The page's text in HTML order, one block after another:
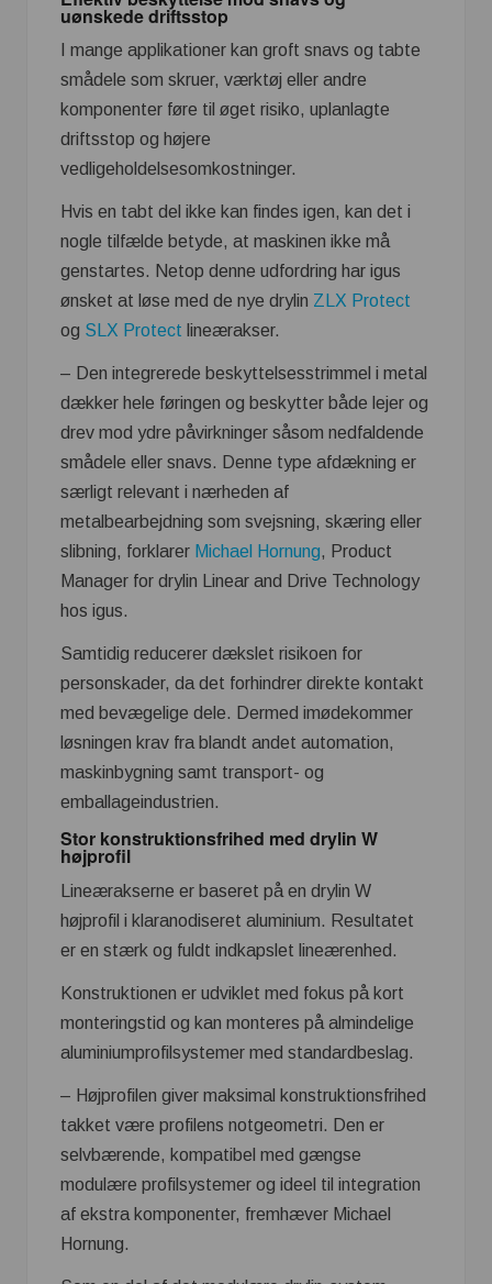
uønskede driftsstop
I mange applikationer kan groft snavs og tabte
smådele som skruer, værktøj eller andre
komponenter føre til øget risiko, uplanlagte
driftsstop og højere
vedligeholdelsesomkostninger.
Hvis en tabt del ikke kan findes igen, kan det i
nogle tilfælde betyde, at maskinen ikke må
genstartes. Netop denne udfordring har igus
ønsket at løse med de nye drylin ZLX Protect
og SLX Protect lineærakser.
– Den integrerede beskyttelsesstrimmel i metal
dækker hele føringen og beskytter både lejer og
drev mod ydre påvirkninger såsom nedfaldende
smådele eller snavs. Denne type afdækning er
særligt relevant i nærheden af
metalbearbejdning som svejsning, skæring eller
slibning, forklarer Michael Hornung, Product
Manager for drylin Linear and Drive Technology
hos igus.
Samtidig reducerer dækslet risikoen for
personskader, da det forhindrer direkte kontakt
med bevægelige dele. Dermed imødekommer
løsningen krav fra blandt andet automation,
maskinbygning samt transport- og
emballageindustrien.
Stor konstruktionsfrihed med drylin W
højprofil
Lineærakserne er baseret på en drylin W
højprofil i klaranodiseret aluminium. Resultatet
er en stærk og fuldt indkapslet lineærenhed.
Konstruktionen er udviklet med fokus på kort
monteringstid og kan monteres på almindelige
aluminiumprofilsystemer med standardbeslag.
– Højprofilen giver maksimal konstruktionsfrihed
takket være profilens notgeometri. Den er
selvbærende, kompatibel med gængse
modulære profilsystemer og ideel til integration
af ekstra komponenter, fremhæver Michael
Hornung.